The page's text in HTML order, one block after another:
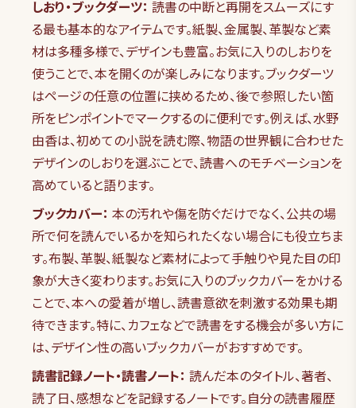
しおり・ブックダーツ： 読書の中断と再開をスムーズにす
る最も基本的なアイテムです。紙製、金属製、革製など素
材は多種多様で、デザインも豊富。お気に入りのしおりを
使うことで、本を開くのが楽しみになります。ブックダーツ
はページの任意の位置に挟めるため、後で参照したい箇
所をピンポイントでマークするのに便利です。例えば、水野
由香は、初めての小説を読む際、物語の世界観に合わせた
デザインのしおりを選ぶことで、読書へのモチベーションを
高めていると語ります。
ブックカバー： 本の汚れや傷を防ぐだけでなく、公共の場
所で何を読んでいるかを知られたくない場合にも役立ちま
す。布製、革製、紙製など素材によって手触りや見た目の印
象が大きく変わります。お気に入りのブックカバーをかける
ことで、本への愛着が増し、読書意欲を刺激する効果も期
待できます。特に、カフェなどで読書をする機会が多い方に
は、デザイン性の高いブックカバーがおすすめです。
読書記録ノート・読書ノート： 読んだ本のタイトル、著者、
読了日、感想などを記録するノートです。自分の読書履歴